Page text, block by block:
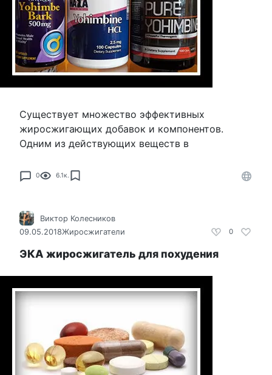
Существует множество эффективных
жиросжигающих добавок и компонентов.
Одним из действующих веществ в
0 6.1к.
0
Виктор Колесников
09.05.2018Жиросжигатели
ЭКА жиросжигатель для похудения